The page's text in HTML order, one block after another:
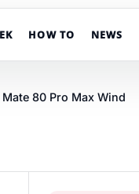
HOW TO NEWS
80 Pro Max Wind